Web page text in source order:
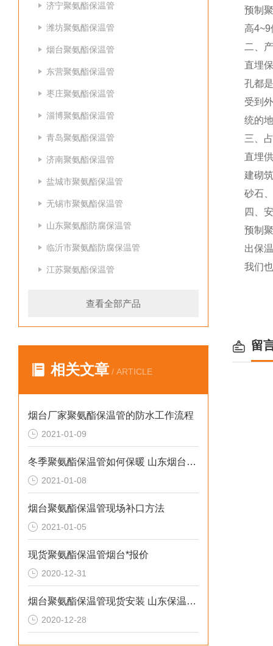
济宁聚氨酯保温管
潍坊聚氨酯保温管
烟台聚氨酯保温管
东营聚氨酯保温管
枣庄聚氨酯保温管
淄博聚氨酯保温管
青岛聚氨酯保温管
济南聚氨酯保温管
盐城市聚氨酯保温管
无锡市聚氨酯保温管
山东聚氨酯防腐保温管
临沂市聚氨酯防腐保温管
江苏聚氨酯保温管
查看全部产品
相关文章 / ARTICLE
烟台厂家聚氨酯保温管的防水工作流程
2021-01-09
冬季聚氨酯保温管如何保暖 山东烟台保温管厂家
2021-01-08
烟台聚氨酯保温管现场补口方法
2021-01-05
现货聚氨酯保温管烟台*报价
2020-12-31
烟台聚氨酯保温管现货安装 山东保温管厂家报价
2020-12-28
预制
高4~9
二、
直埋
孔都
受到
统的
三、
直埋
建砌
砂石
四、
预制
出保
我们
留